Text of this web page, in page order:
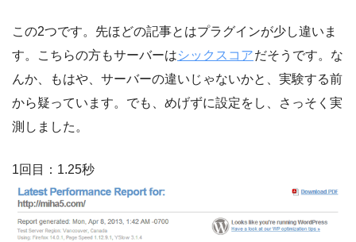
この2つです。先ほどの記事とはプラグインが少し違いま
す。こちらの方もサーバーはシックスコアだそうです。な
んか、もはや、サーバーの違いじゃないかと、実験する前
から疑っています。でも、めげずに設定をし、さっそく実
測しました。
1回目：1.25秒